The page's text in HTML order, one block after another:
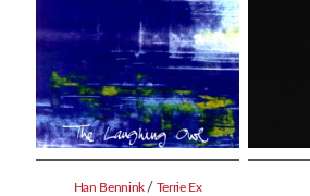
Han Bennink / Terrie Ex